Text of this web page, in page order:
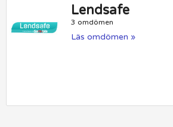
Lendsafe
3 omdömen
Läs omdömen »